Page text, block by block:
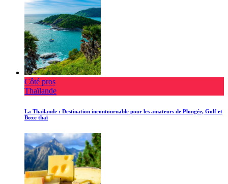
Côté pros
Thaïlande
La Thaïlande : Destination incontournable pour les amateurs de Plongée, Golf et
Boxe thaï